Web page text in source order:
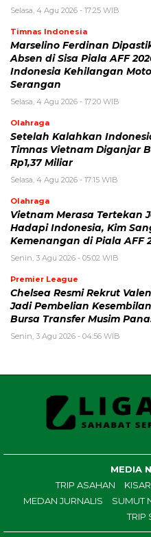
Selasa, 4 Agu 2026 - 17:25 WIB
Timnas Indonesia
Marselino Ferdinan
Absen di Sisa Piala AFF
Indonesia Kehilangan
Serangan
Selasa, 4 Agu 2026 - 17:20 WIB
Olahraga
Setelah Kalahkan
Timnas Vietnam Diganjar
Rp1,37 Miliar
Selasa, 4 Agu 2026 - 17:15 WIB
Olahraga
Vietnam Merasa Tertekan
Hadapi Indonesia, Kim
Kemenangan di Piala AFF
Senin, 3 Agu 2026 - 05:02 WIB
Premier League
Chelsea Resmi Rekrut
Jadi Pembelian
Bursa Transfer Musim
Senin, 3 Agu 2026 - 04:56 WIB
MEDIA
TRIP ASAHAN
MEDAN JURNALIS
SUMUT
TRIP